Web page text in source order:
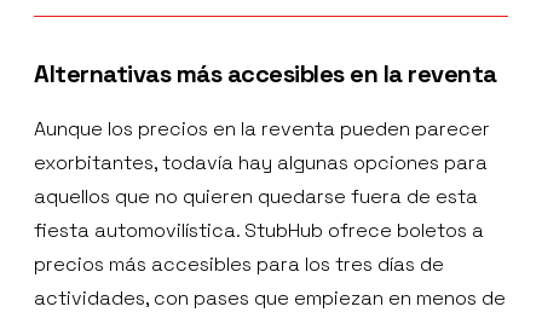
Alternativas más accesibles en la reventa
Aunque los precios en la reventa pueden parecer
exorbitantes, todavía hay algunas opciones para
aquellos que no quieren quedarse fuera de esta
fiesta automovilística. StubHub ofrece boletos a
precios más accesibles para los tres días de
actividades, con pases que empiezan en menos de